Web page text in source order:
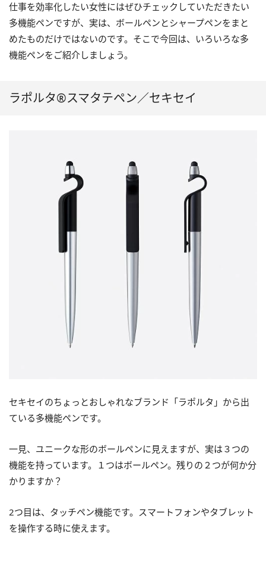
仕事を効率化したい女性にはぜひチェックしていただきたい
多機能ペンですが、実は、ボールペンとシャープペンをまと
めたものだけではないのです。そこで今回は、いろいろな多
機能ペンをご紹介しましょう。
ラポルタ®スマタテペン／セキセイ
セキセイのちょっとおしゃれなブランド「ラポルタ」から出
ている多機能ペンです。
一見、ユニークな形のボールペンに見えますが、実は３つの
機能を持っています。１つはボールペン。残りの２つが何か分
かりますか？
2つ目は、タッチペン機能です。スマートフォンやタブレット
を操作する時に使えます。